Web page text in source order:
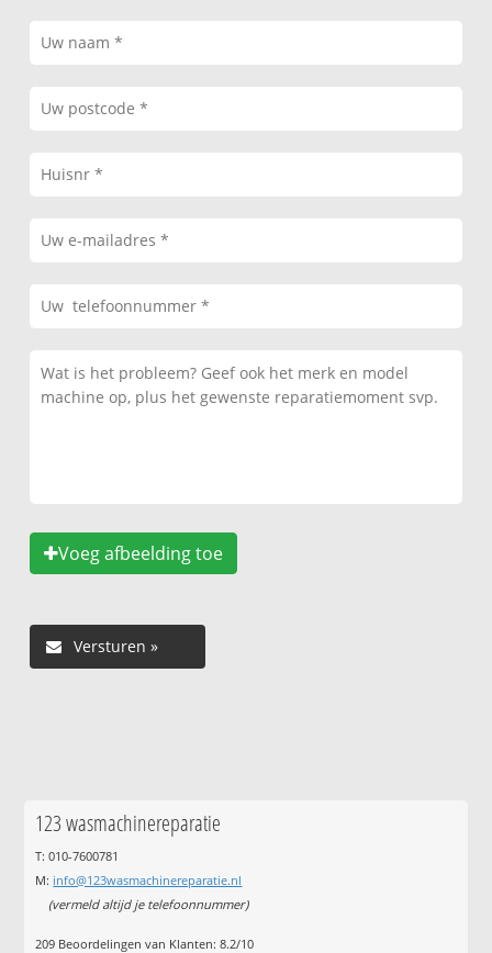
Voeg afbeelding toe
123 wasmachinereparatie
T: 010-7600781
M: info@123wasmachinereparatie.nl
(vermeld altijd je telefoonnummer)
209 Beoordelingen van Klanten:8.2/10